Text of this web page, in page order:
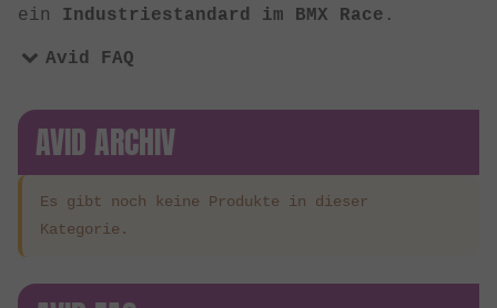
ein Industriestandard im BMX Race .
Avid FAQ
AVID ARCHIV
Es gibt noch keine Produkte in dieser
Kategorie.